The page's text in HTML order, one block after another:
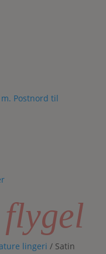
m. Postnord til
lingeri / Satin